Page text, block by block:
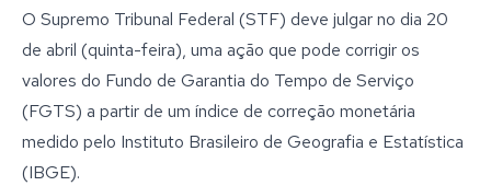
O Supremo Tribunal Federal (STF) deve julgar no dia 20
de abril (quinta-feira), uma ação que pode corrigir os
valores do Fundo de Garantia do Tempo de Serviço
(FGTS) a partir de um índice de correção monetária
medido pelo Instituto Brasileiro de Geografia e Estatística
(IBGE).